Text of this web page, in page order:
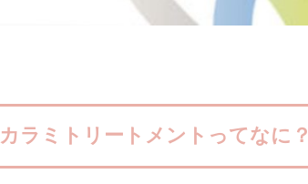
ラミトリートメントってなに？